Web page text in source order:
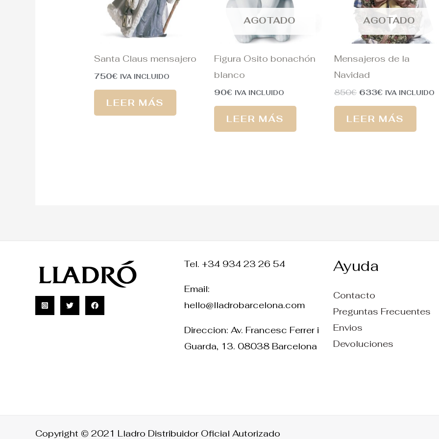
Santa Claus mensajero
750€ IVA INCLUIDO
LEER MÁS
AGOTADO
Figura Osito bonachón
blanco
90€ IVA INCLUIDO
LEER MÁS
AGOTADO
Mensajeros de la
Navidad
850€ 633€ IVA INCLUIDO
LEER MÁS
Tel. +34 934 23 26 54
Email:
hello@lladrobarcelona.com
Direccion: Av. Francesc Ferrer i
Guarda, 13. 08038 Barcelona
Ayuda
Contacto
Preguntas Frecuentes
Envios
Devoluciones
Copyright © 2021 Lladro Distribuidor Oficial Autorizado